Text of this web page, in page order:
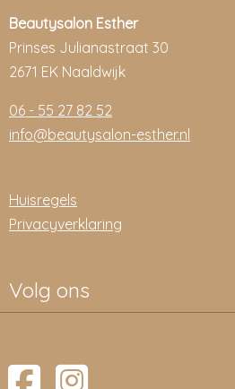
Beautysalon Esther
Prinses Julianastraat 30
2671 EK Naaldwijk
06 - 55 27 82 52
info@beautysalon-esther.nl
Huisregels
Privacyverklaring
Volg ons